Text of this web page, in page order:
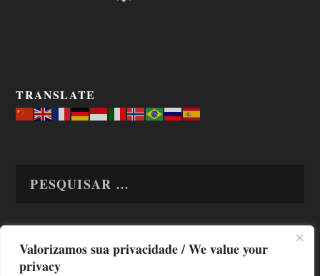
Valorizamos sua privacidade / We value your
privacy
TRANSLATE
TODAS OS ASSUNTOS